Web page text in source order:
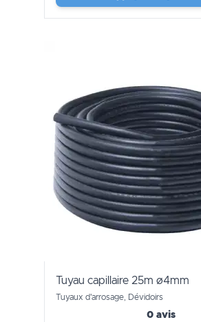
Tuyau capillaire 25m ø4mm
Tuyaux d'arrosage, Dévidoirs
0 avis